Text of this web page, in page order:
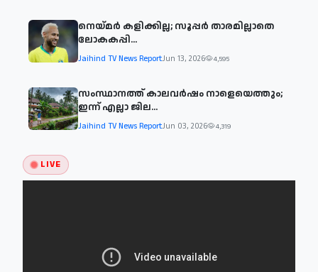
നെയ്മര്‍ കളിക്കില്ല; സൂപ്പര്‍ താരമില്ലാതെ
ലോകകപ്പി...
Jaihind TV News ReportJun 13, 2026 4,595
സംസ്ഥാനത്ത് കാലവര്‍ഷം നാളെയെത്തും;
ഇന്ന് എല്ലാ ജില...
Jaihind TV News ReportJun 03, 2026 4,319
LIVE